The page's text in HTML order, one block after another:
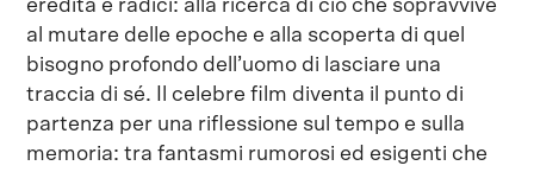
eredità e radici: alla ricerca di ciò che sopravvive
al mutare delle epoche e alla scoperta di quel
bisogno profondo dell’uomo di lasciare una
traccia di sé. Il celebre film diventa il punto di
partenza per una riflessione sul tempo e sulla
memoria: tra fantasmi rumorosi ed esigenti che